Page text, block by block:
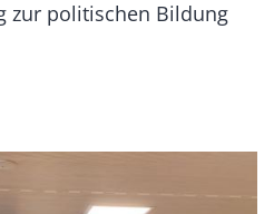
zur politischen Bildung